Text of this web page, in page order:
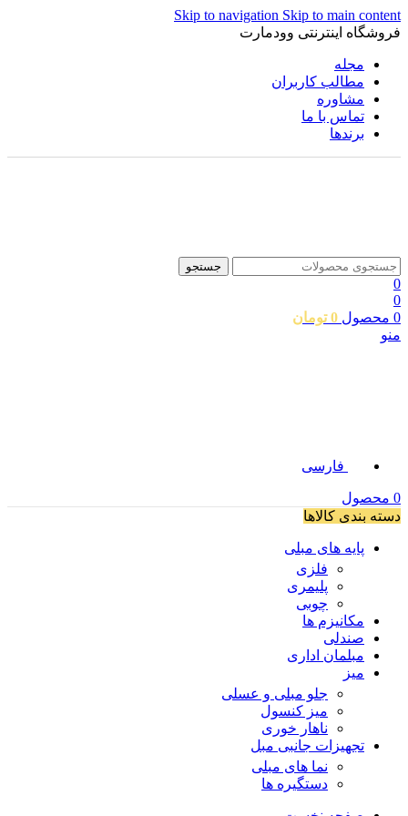
Skip to navigation Skip to main content
فروشگاه اینترنتی وودمارت
مجله
مطالب کاربران
مشاوره
تماس با ما
برندها
جستجو
0
0
0 محصول 0 تومان
منو
فارسی
0 محصول
دسته بندی کالاها
پایه های مبلی
فلزی
پلیمری
چوبی
مکانیزم ها
صندلی
مبلمان اداری
میز
جلو مبلی و عسلی
میز کنسول
ناهار خوری
تجهیزات جانبی مبل
نما های مبلی
دستگیره ها